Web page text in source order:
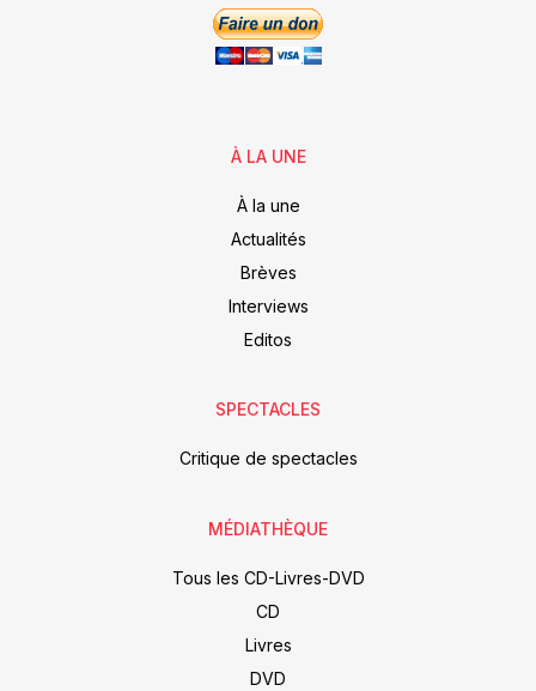
À LA UNE
À la une
Actualités
Brèves
Interviews
Editos
SPECTACLES
Critique de spectacles
MÉDIATHÈQUE
Tous les CD-Livres-DVD
CD
Livres
DVD